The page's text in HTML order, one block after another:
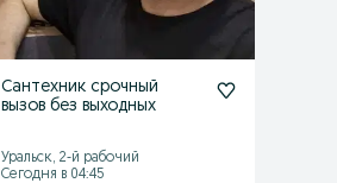
Сантехник срочный
вызов без выходных
Уральск, 2-й рабочий
Сегодня в 04:45